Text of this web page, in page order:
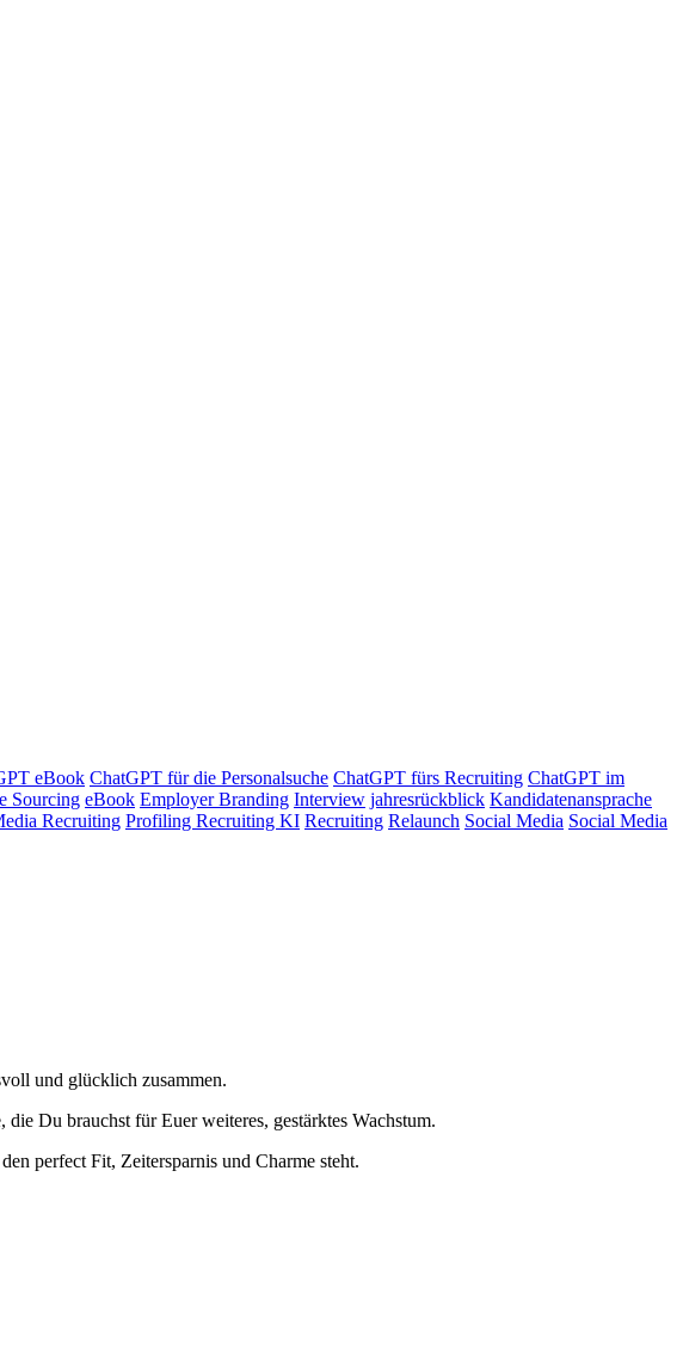
eBook ChatGPT für die Personalsuche ChatGPT fürs Recruiting ChatGPT im
Sourcing eBook Employer Branding Interview jahresrückblick Kandidatenansprache
Recruiting Profiling Recruiting KI Recruiting Relaunch Social Media Social Media
und glücklich zusammen.
Du brauchst für Euer weiteres, gestärktes Wachstum.
perfect Fit, Zeitersparnis und Charme steht.